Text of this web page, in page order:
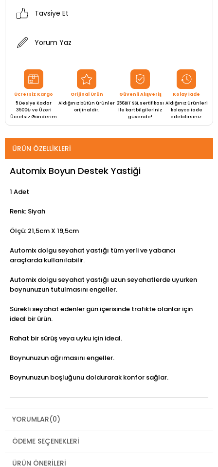
Tavsiye Et
Yorum Yaz
Ücretsiz Kargo
5 Desiye Kadar
3500₺ ve Üzeri
Ücretsiz Gönderim
Orijinal Ürün
Aldığınız bütün ürünler
orijinaldir.
Güvenli Alışveriş
256BIT SSL sertifikası
ile kart bilgileriniz
güvende!
Kolay İade
Aldığınız ürünleri
kolayca iade
edebilirsiniz.
ÜRÜN ÖZELLIKLERI
Automix Boyun Destek Yastiği
1 Adet
Renk: Siyah
Ölçü: 21,5cm X 19,5cm
Automix dolgu seyahat yastığı tüm yerli ve yabancı
araçlarda kullanılabilir.
Automix dolgu seyahat yastığı uzun seyahatlerde uyurken
boynunuzun tutulmasını engeller.
Sürekli seyahat edenler gün içerisinde trafikte olanlar için
ideal bir ürün.
Rahat bir sürüş veya uyku için ideal.
Boynunuzun ağrımasını engeller.
Boynunuzun boşluğunu doldurarak konfor sağlar.
YORUMLAR(0)
ÖDEME SEÇENEKLERI
ÜRÜN ÖNERILERI